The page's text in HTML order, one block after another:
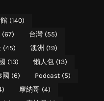
(140)
(67) 台灣 (55)
(45) 澳洲 (19)
(13) 懶人包 (13)
國 (6) Podcast (5)
摩納哥 (4)